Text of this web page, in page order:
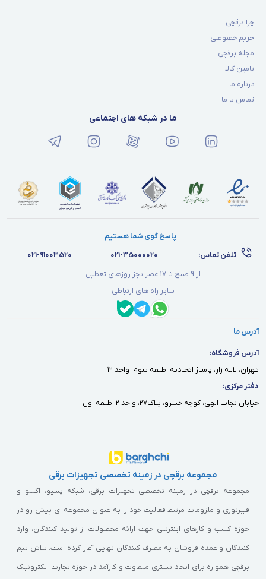
چرا برقچی
حریم خصوصی
مجله برقچی
تامین کالا
درباره ما
تماس با ما
ما در شبکه های اجتماعی
پاسخ گوی شما هستیم
تلفن تماس:
021-35000020
021-91003520
از 9 صبح تا 17 عصر بجز روزهای تعطیل
سایر راه های ارتباطی
آدرس ما
آدرس فروشگاه:
تـهران، لالـه زار، پاسـاژ اتحـاديه، طبقه سوم، واحد ١٢
دفتر مركزى:
خيابان نجات الهى، كوچه خسرو، پلاك٢٧، واحد ٢، طبقه اول
مجموعه برقچی در زمینه تخصصی تجهیزات برقی
مجموعه برقچی در زمینه تخصصی تجهیزات برقی، شبکه پسیو، اکتیو و
فیبرنوری و ملزومات مرتبط فعالیت خود را به عنوان مجموعه ای پیش رو در
حوزه کسب و کارهای اینترنتی جهت ارائه محصولات از تولید کنندگان، وارد
کنندگان و عمده فروشان به مصرف کنندگان نهایی آغاز کرده است. تلاش تیم
برقچی همواره برای ایجاد بستری متفاوت و کارآمد در حوزه تجارت الکترونیک